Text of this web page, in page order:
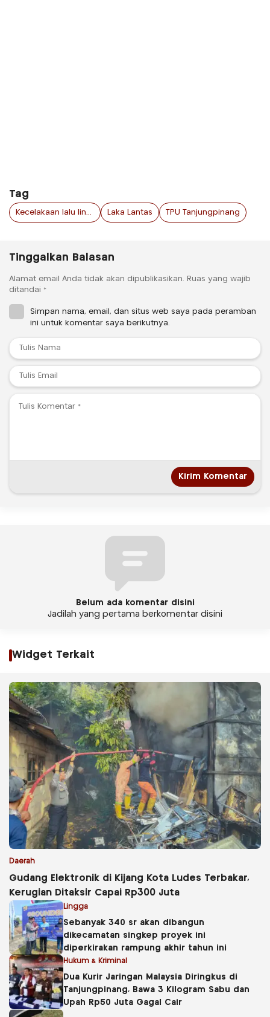
Tag
Kecelakaan lalu lintas Tanjungpinang Laka Lantas TPU Tanjungpinang
Tinggalkan Balasan
Alamat email Anda tidak akan dipublikasikan. Ruas yang wajib
ditandai *
Simpan nama, email, dan situs web saya pada peramban
ini untuk komentar saya berikutnya.
Belum ada komentar disini
Jadilah yang pertama berkomentar disini
Widget Terkait
Daerah
Gudang Elektronik di Kijang Kota Ludes Terbakar,
Kerugian Ditaksir Capai Rp300 Juta
Lingga
Sebanyak 340 sr akan dibangun
dikecamatan singkep proyek ini
diperkirakan rampung akhir tahun ini
Hukum & Kriminal
Dua Kurir Jaringan Malaysia Diringkus di
Tanjungpinang, Bawa 3 Kilogram Sabu dan
Upah Rp50 Juta Gagal Cair